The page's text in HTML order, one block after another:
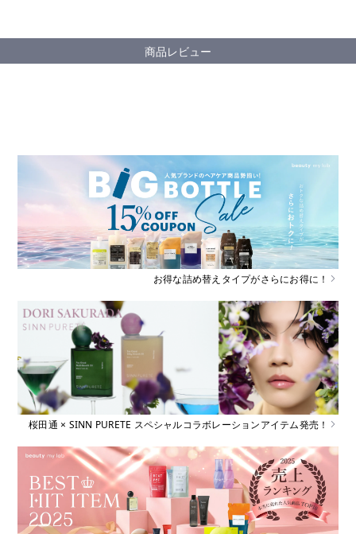
商品レビュー
お得な詰め替えタイプがさらにお得に！
桜田通 × SINN PURETE スペシャルコラボレーションアイテム発売！